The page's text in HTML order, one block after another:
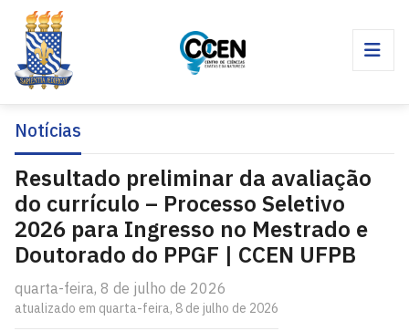
Notícias
Resultado preliminar da avaliação
do currículo – Processo Seletivo
2026 para Ingresso no Mestrado e
Doutorado do PPGF | CCEN UFPB
quarta-feira, 8 de julho de 2026
atualizado em quarta-feira, 8 de julho de 2026